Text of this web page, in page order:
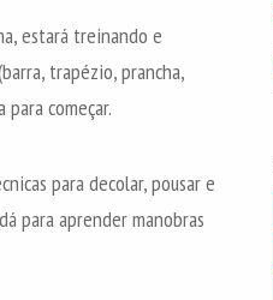
estará treinando e
trapézio, prancha,
começar.
para decolar, pousar e
para aprender manobras